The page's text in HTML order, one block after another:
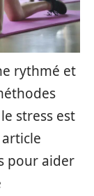
rythmé et
stress est
pour aider